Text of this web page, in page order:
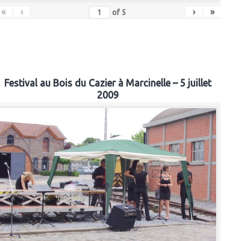
« ‹ of 5 › »
Festival au Bois du Cazier à Marcinelle – 5 juillet
2009